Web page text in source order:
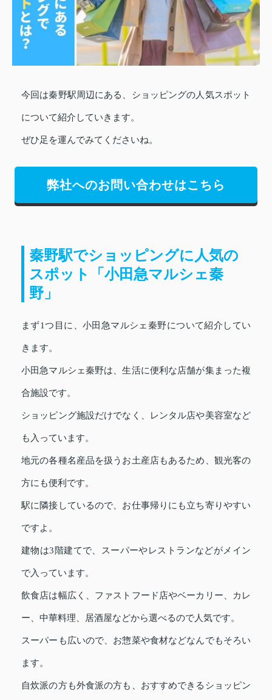
今回は秦野駅周辺にある、ショッピングの人気スポット
について紹介していきます。
ぜひ足を運んでみてくださいね。
弊社へのお問い合わせはこちら
秦野駅でショッピングに人気の
スポット「小田急マルシェ秦
野」
まず1つ目に、小田急マルシェ秦野について紹介してい
きます。
小田急マルシェ秦野は、生活に便利な店舗が集まった複
合施設です。
ショッピング施設だけでなく、レンタル店や美容室など
も入っています。
地元の各種名産品を扱うお土産店もあるため、観光客の
方にも便利です。
駅に隣接しているので、お仕事帰りにも立ち寄りやすい
ですよ。
建物は3階建てで、スーパーやレストランなどがメイン
で入っています。
飲食店は幅広く、ファストフード店やベーカリー、カレ
ー、中華料理、居酒屋などから選べるので人気です。
スーパーも広いので、お惣菜や食材などなんでもそろい
ます。
自炊派の方も外食派の方も、おすすめできるショッピン